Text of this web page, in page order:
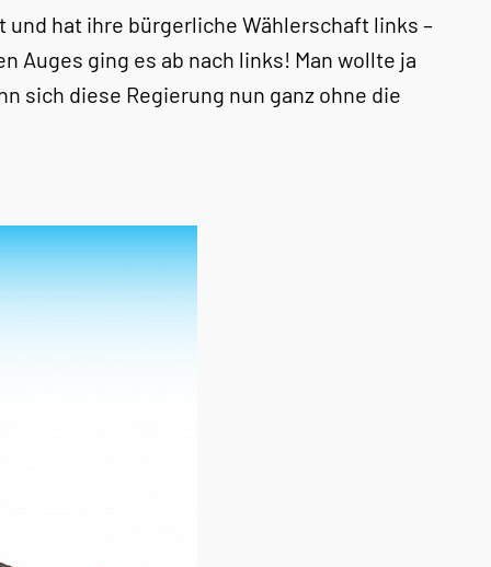
und hat ihre bürgerliche Wählerschaft links –
Auges ging es ab nach links! Man wollte ja
sich diese Regierung nun ganz ohne die